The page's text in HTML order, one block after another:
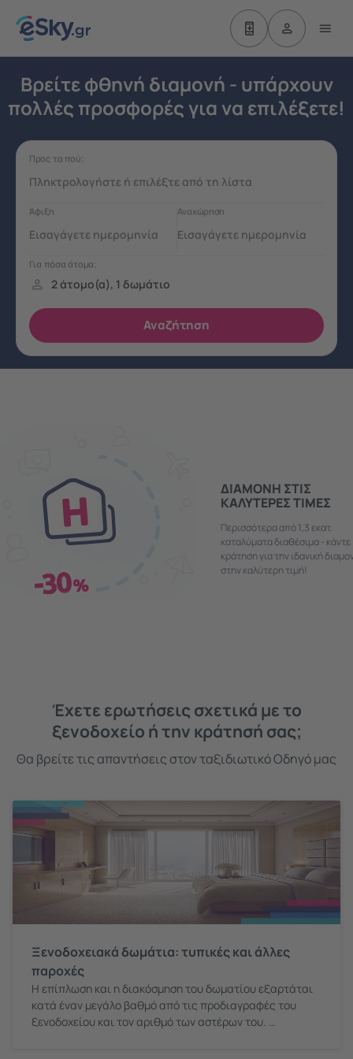
Βρείτε φθηνή διαμονή - υπάρχουν
πολλές προσφορές για να επιλέξετε!
ΔΙΑΜΟΝΗ ΣΤΙΣ
ΚΑΛΥΤΕΡΕΣ ΤΙΜΕΣ
Περισσότερα από 1,3 εκατ.
καταλύματα διαθέσιμα - κάντε
κράτηση για την ιδανική
στην καλύτερη τιμή!
Έχετε ερωτήσεις σχετικά με το
ξενοδοχείο ή την κράτησή σας;
Θα βρείτε τις απαντήσεις στον ταξιδιωτικό Οδηγό μας
Ξενοδοχειακά δωμάτια: τυπικές και άλλες
παροχές
Η επίπλωση και η διακόσμηση του δωματίου εξαρτάται
κατά έναν μεγάλο βαθμό από τις προδιαγραφές του
ξενοδοχείου και τον αριθμό των αστέρων του.